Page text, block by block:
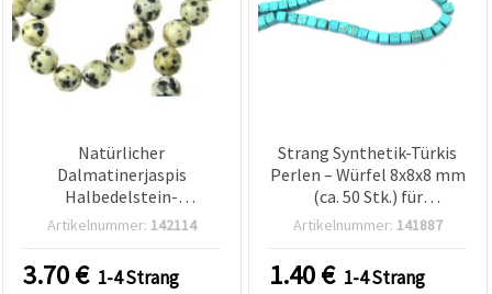
Natürlicher
Dalmatinerjaspis
Halbedelstein-
Rundperlen-Strang, 10
Artikelnummer: 142114
3.70€ 1-4 Strang
Strang Synthetik-Türkis
Perlen – Würfel 8x8x8 mm
(ca. 50 Stk.) für
Schmuckbasteln & DIY
Artikelnummer: 141887
1.40€ 1-4 Strang